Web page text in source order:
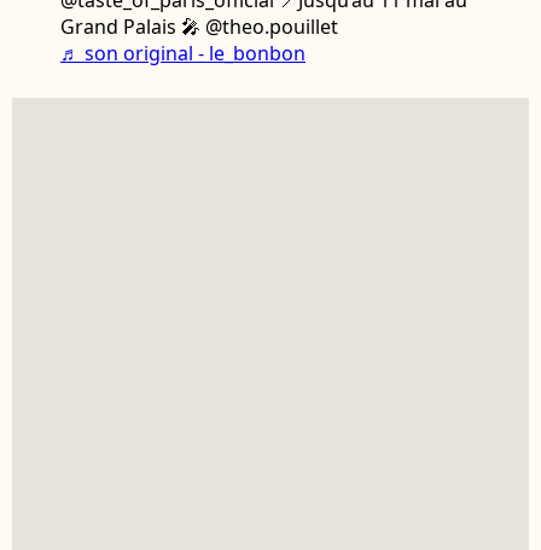
Grand Palais 🎤 @theo.pouillet
♬ son original - le_bonbon